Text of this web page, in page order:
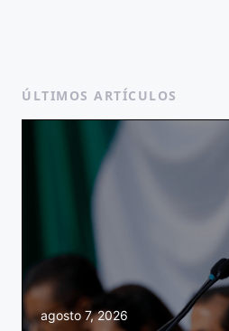
ÚLTIMOS ARTÍCULOS
agosto 7, 2026